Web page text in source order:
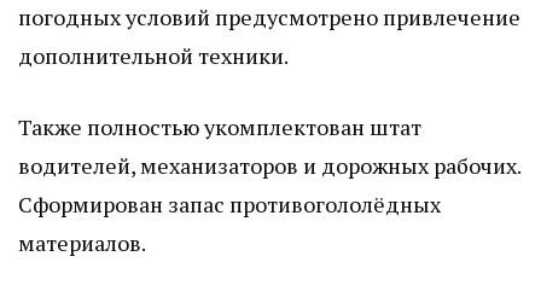
погодных условий предусмотрено привлечение
дополнительной техники.
Также полностью укомплектован штат
водителей, механизаторов и дорожных рабочих.
Сформирован запас противогололёдных
материалов.